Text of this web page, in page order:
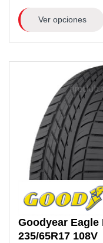
Ver opciones
Goodyear Eagle
235/65R17 108V